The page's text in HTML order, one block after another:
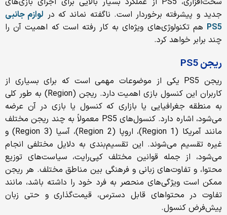
جدید و پیشرفته برخوردار است. ناگفته نماند که در لوازم جانبی
PS5 هم تکنولوژی‌های ویژه‌ای به کار رفته است که اهمیت آن را
چند برابر خواهد کرد.
ریجن
ریجن PS5 یکی از موضوعات مهمی است که برای بسیاری از
کاربران این کنسول بازی اهمیت دارد. ریجن (Region) به طور کلی
به منطقه جغرافیایی یا بازاری که کنسول یا بازی در آن عرضه
می‌شود، اشاره دارد. کنسول‌های PS5 معمولاً به چند ریجن مختلف
مانند آمریکا (Region 1)، اروپا (Region 2)، آسیا (Region 3) و
غیره تقسیم می‌شوند. این تقسیم‌بندی به دلایل مختلفی انجام
می‌شود، از جمله قوانین مختلف کپی‌رایت، سیاست‌های توزیع
محتوا، و تفاوت‌های زبانی و فرهنگی بین مناطق مختلف. هر ریجن
ممکن است ویژگی‌های منحصر به فرد خود را داشته باشد، مانند
تفاوت در محتواهای قابل دسترس، قیمت‌گذاری و حتی زبان
پیش‌فرض کنسول.